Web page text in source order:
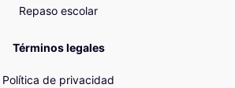
Repaso escolar
Términos legales
Política de privacidad